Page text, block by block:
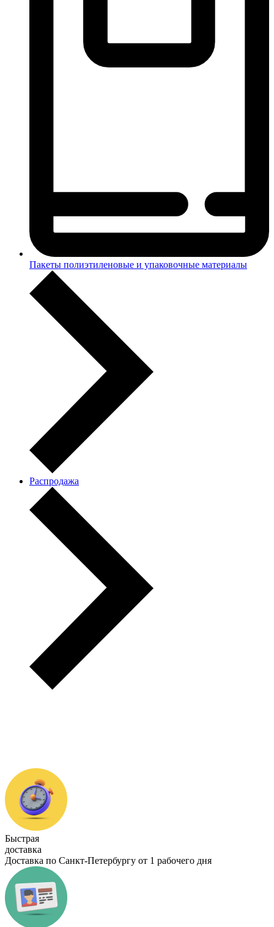
Пакеты полиэтиленовые и упаковочные материалы
Распродажа
Быстрая
доставка
Доставка по Санкт-Петербургу от 1 рабочего дня